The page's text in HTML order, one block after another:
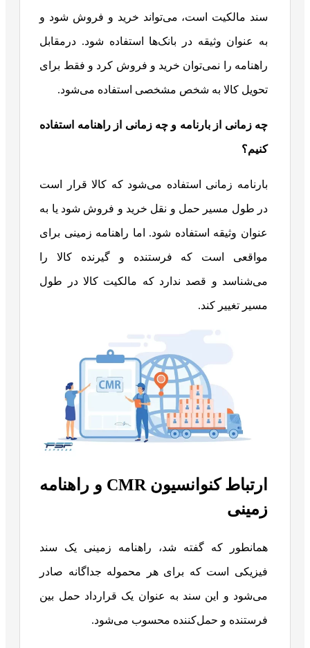
سند مالکیت است، می‌تواند خرید و فروش شود و
به عنوان وثیقه در بانک‌ها استفاده شود. درمقابل
راهنامه را نمی‌توان خرید و فروش کرد و فقط برای
تحویل کالا به شخص مشخصی استفاده می‌شود.
چه زمانی از بارنامه و چه زمانی از راهنامه استفاده
کنیم؟
بارنامه زمانی استفاده می‌شود که کالا قرار است
در طول مسیر حمل و نقل خرید و فروش شود یا به
عنوان وثیقه استفاده شود. اما راهنامه زمینی برای
مواقعی است که فرستنده و گیرنده کالا را
می‌شناسد و قصد ندارد که مالکیت کالا در طول
مسیر تغییر کند.
ارتباط کنوانسیون CMR و راهنامه
زمینی
همانطور که گفته شد، راهنامه زمینی یک سند
فیزیکی است که برای هر محموله جداگانه صادر
می‌شود و این سند به عنوان یک قرارداد حمل بین
فرستنده و حمل‌کننده محسوب می‌شود.